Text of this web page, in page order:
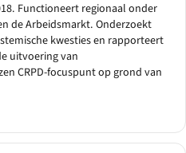
Functioneert regionaal onder
de Arbeidsmarkt. Onderzoekt
kwesties en rapporteert
uitvoering van
CRPD-focuspunt op grond van